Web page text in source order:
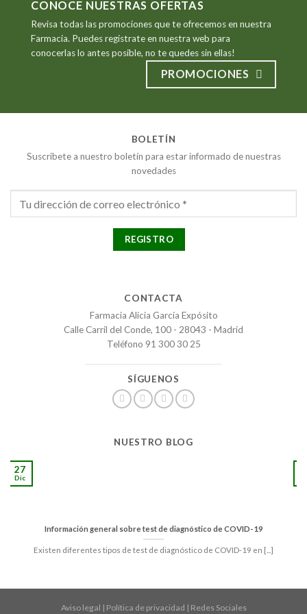
CONOCE NUESTRAS OFERTAS
Revisa todas las promociones que te ofrecemos en nuestra
Farmacia. Puedes registrate en nuestra web para
conocerlas lo antes posible, no te quedes sin ellas!
PROMOCIONES
BOLETÍN
Suscribete a nuestro boletín para estar informado de nuestras
novedades
CONTACTA
Farmacia Alicia García Expósito
Calle Carril del Conde, 100 - 28043 - Madrid
Teléfono 91 300 30 25
SÍGUENOS
NUESTRO BLOG
Información general sobre test de diagnóstico de COVID-19
Existen diferentes tipos de test de diagnóstico de COVID-19 en [...]
27
Dic
Aviso legal | Política de privacidad | Redes Sociales